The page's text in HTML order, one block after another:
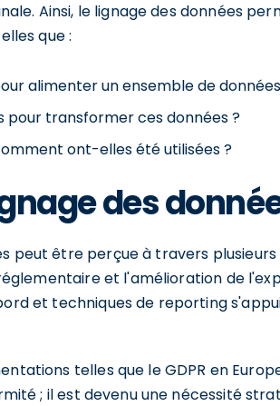
Ainsi, le lignage des données
que :
alimenter un ensemble de
pour transformer ces données ?
ont-elles été utilisées ?
des
peut être perçue à travers
et l'amélioration de
et techniques de reporting
telles que le GDPR en
; il est devenu une nécessité